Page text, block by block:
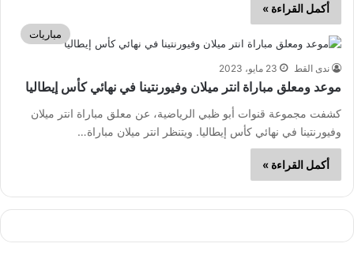
أكمل القراءة »
مباريات
ندى القط 23 مايو، 2023
موعد ومعلق مباراة انتر ميلان وفيورنتينا في نهائي كأس إيطاليا
كشفت مجموعة قنوات أبو ظبي الرياضية، عن معلق مباراة انتر ميلان
وفيورنتينا في نهائي كأس إيطاليا. ويتنظر انتر ميلان مباراة…
أكمل القراءة »